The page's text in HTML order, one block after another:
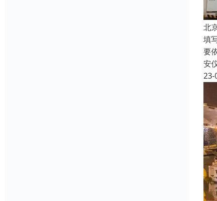
北
填
要
安
23-